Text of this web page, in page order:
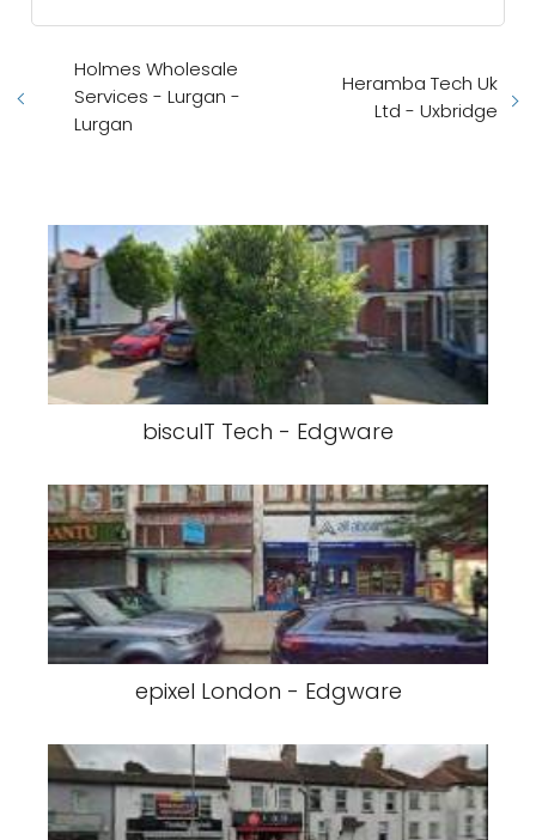
Holmes Wholesale
Services - Lurgan -
Lurgan
Heramba Tech Uk
Ltd - Uxbridge
biscuIT Tech - Edgware
epixel London - Edgware